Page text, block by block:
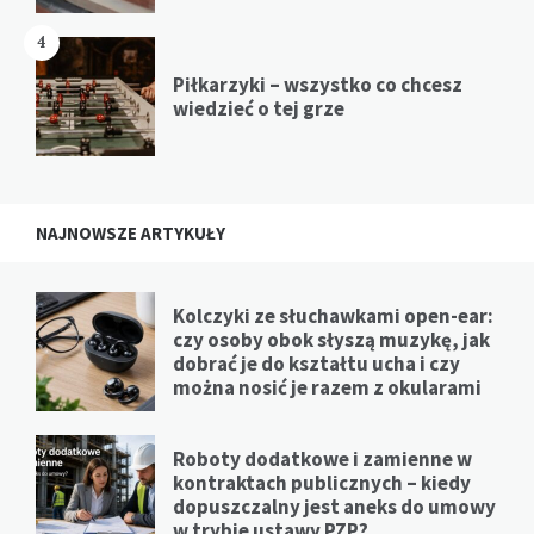
4
Piłkarzyki – wszystko co chcesz
wiedzieć o tej grze
NAJNOWSZE ARTYKUŁY
Kolczyki ze słuchawkami open-ear:
czy osoby obok słyszą muzykę, jak
dobrać je do kształtu ucha i czy
można nosić je razem z okularami
Roboty dodatkowe i zamienne w
kontraktach publicznych – kiedy
dopuszczalny jest aneks do umowy